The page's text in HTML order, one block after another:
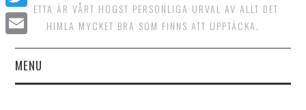
DETTA ÄR VÅRT HÖGST PERSONLIGA URVAL AV ALLT DET
HIMLA MYCKET BRA SOM FINNS ATT UPPTÄCKA.
MENU
Twitter
Email